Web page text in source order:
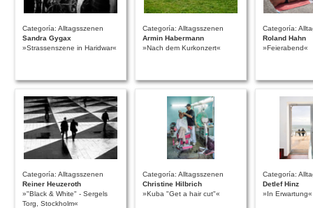
Categoría: Alltagsszenen
Sandra Gygax
»Strassenszene in Haridwar«
Categoría: Alltagsszenen
Armin Habermann
»Nach dem Kurkonzert«
Categoría:
Roland Hahn
»Feierabend«
Categoría: Alltagsszenen
Reiner Heuzeroth
»"Black & White" - Sergels
Torg, Stockholm«
Categoría: Alltagsszenen
Christine Hilbrich
»Kuba "Get a hair cut"«
Categoría:
Detlef Hinz
»In Erwartung«